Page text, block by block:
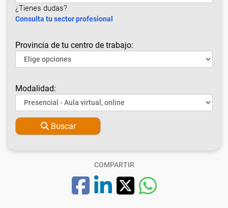
¿Tienes dudas?
Consulta tu sector profesional
Provincia de tu centro de trabajo:
Modalidad:
Buscar
COMPARTIR